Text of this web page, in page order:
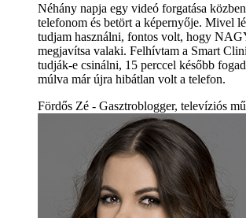
Néhány napja egy videó forgatása
telefonom és betört a képernyője. Mivel
tudjam használni, fontos volt, hogy
megjavítsa valaki. Felhívtam a Smart
tudják-e csinálni, 15 perccel később
múlva már újra hibátlan volt a telefon.
Fördős Zé - Gasztroblogger, televíziós